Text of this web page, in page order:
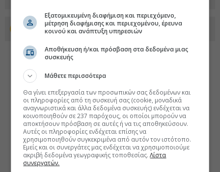
Προσθέστε το euro2day.gr στο Discover
Εξατομικευμένη διαφήμιση και περιεχόμενο,
μέτρηση διαφήμισης και περιεχομένου, έρευνα
κοινού και ανάπτυξη υπηρεσιών
Αποθήκευση ή/και πρόσβαση στα δεδομένα μιας
συσκευής
Μάθετε περισσότερα
Θα γίνει επεξεργασία των προσωπικών σας δεδομένων και
οι πληροφορίες από τη συσκευή σας (cookie, μοναδικά
αναγνωριστικά και άλλα δεδομένα συσκευής) ενδέχεται να
κοινοποιηθούν σε 237 παρόχους, οι οποίοι μπορούν να
αποκτήσουν πρόσβαση σε αυτές ή να τις αποθηκεύσουν.
Αυτές οι πληροφορίες ενδέχεται επίσης να
χρησιμοποιηθούν συγκεκριμένα από αυτόν τον ιστότοπο.
Εμείς και οι συνεργάτες μας ενδέχεται να χρησιμοποιούμε
ακριβή δεδομένα γεωγραφικής τοποθεσίας.Λίστα
συνεργατών.